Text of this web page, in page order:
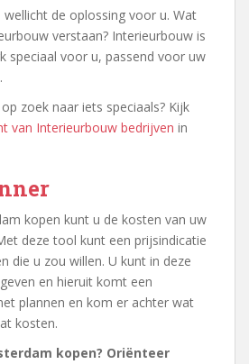
de oplossing voor u. Wat
verstaan? Interieurbouw is
speciaal voor u, passend voor uw
zoek naar iets speciaals? Kijk
van Interieurbouw bedrijven in
kopen kunt u de kosten van uw
deze tool kunt een prijsindicatie
die u zou willen. U kunt in deze
en hieruit komt een
plannen en kom er achter wat
kosten.
kopen? Oriënteer